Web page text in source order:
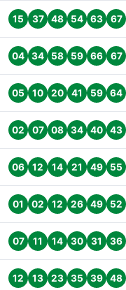
15 37 48 54 63 67
04 34 58 59 66 67
05 10 20 41 59 64
02 07 08 34 40 43
06 12 14 21 49 55
01 02 12 26 49 52
07 11 14 30 31 36
12 13 23 35 39 48